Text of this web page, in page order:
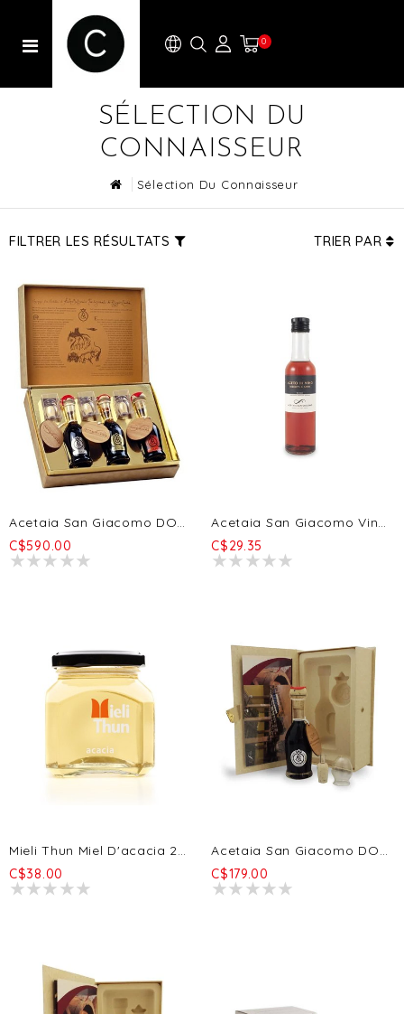
0
SÉLECTION DU
CONNAISSEUR
Sélection Du Connaisseur
FILTRER LES RÉSULTATS TRIER PAR
Acetaia San Giacomo DOP Triptych - Oro + Argento + Aragosta 3x100ml
C$590.00
Acetaia San Giacomo Vinaigre De Vin Riserva 6a 250ml
C$29.35
C$38.00
C$179.00